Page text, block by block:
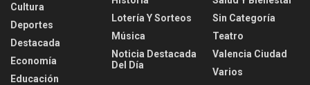
Cultura
Deportes
Destacada
Economía
Educación
Lotería Y Sorteos
Música
Noticia Destacada
Del Día
Sin Categoría
Teatro
Valencia Ciudad
Varios